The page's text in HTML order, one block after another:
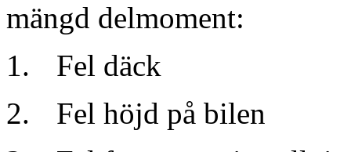
mängd delmoment:
Fel däck
Fel höjd på bilen